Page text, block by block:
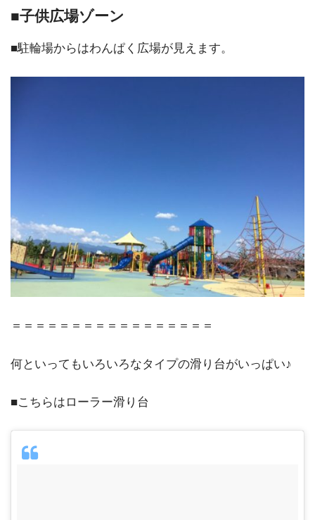
■子供広場ゾーン
■駐輪場からはわんぱく広場が見えます。
＝＝＝＝＝＝＝＝＝＝＝＝＝＝＝＝＝
何といってもいろいろなタイプの滑り台がいっぱい♪
■こちらはローラー滑り台